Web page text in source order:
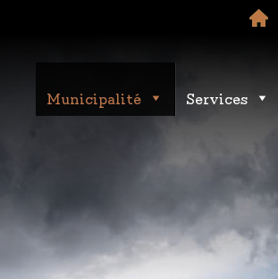
Municipalité Services